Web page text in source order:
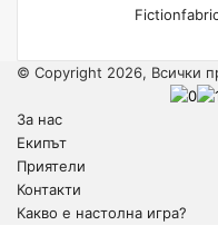
© Copyright 2026, Всички
За нас
Екипът
Приятели
Контакти
Какво е настолна игра?